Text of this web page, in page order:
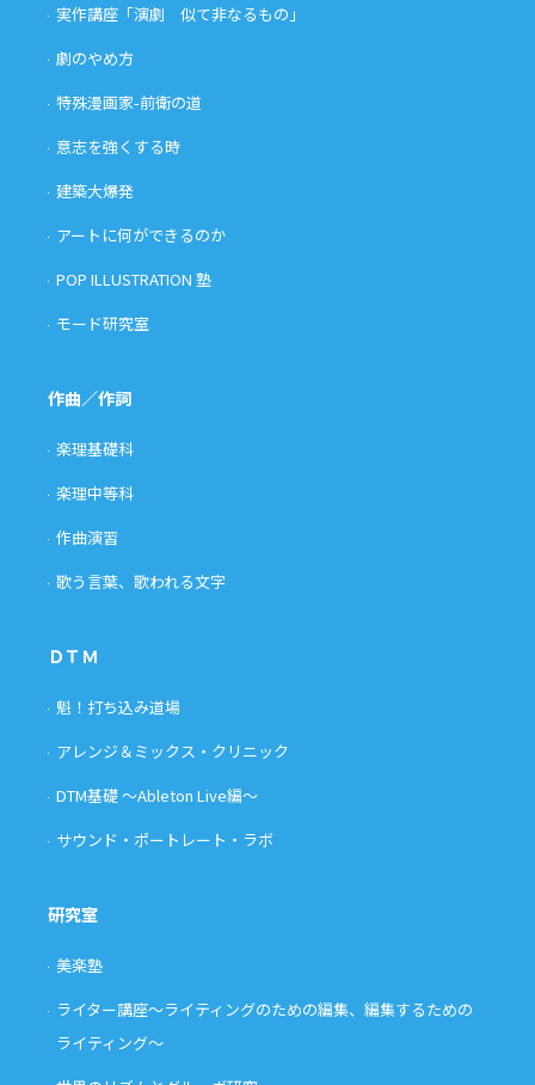
実作講座「演劇 似て非なるもの」
劇のやめ方
特殊漫画家-前衛の道
意志を強くする時
建築大爆発
アートに何ができるのか
POP ILLUSTRATION 塾
モード研究室
作曲／作詞
楽理基礎科
楽理中等科
作曲演習
歌う言葉、歌われる文字
ＤＴＭ
魁！打ち込み道場
アレンジ＆ミックス・クリニック
DTM基礎 〜Ableton Live編〜
サウンド・ポートレート・ラボ
研究室
美楽塾
ライター講座〜ライティングのための編集、編集するための
ライティング〜